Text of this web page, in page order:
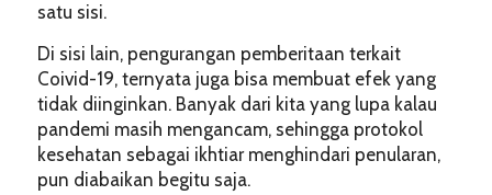
satu sisi.
Di sisi lain, pengurangan pemberitaan terkait
Coivid-19, ternyata juga bisa membuat efek yang
tidak diinginkan. Banyak dari kita yang lupa kalau
pandemi masih mengancam, sehingga protokol
kesehatan sebagai ikhtiar menghindari penularan,
pun diabaikan begitu saja.